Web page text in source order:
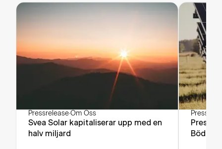
Pressrelease·Om Oss
Svea Solar kapitaliserar upp med en
halv miljard
Böda